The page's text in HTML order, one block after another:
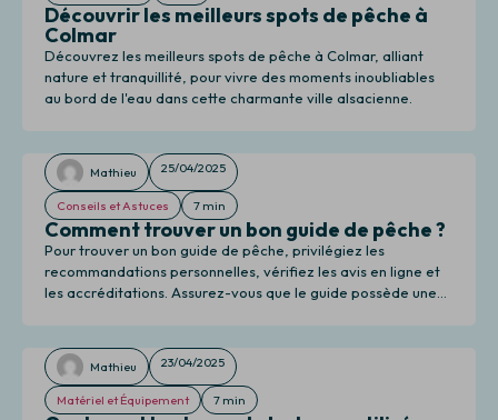
Découvrir les meilleurs spots de pêche à
Colmar
Découvrez les meilleurs spots de pêche à Colmar, alliant
nature et tranquillité, pour vivre des moments inoubliables
au bord de l'eau dans cette charmante ville alsacienne.
Mathieu 25/04/2025
Conseils et Astuces 7 min
Comment trouver un bon guide de pêche ?
Pour trouver un bon guide de pêche, privilégiez les
recommandations personnelles, vérifiez les avis en ligne et
les accréditations. Assurez-vous que le guide possède une
Mathieu 23/04/2025
Matériel et Équipement 7 min